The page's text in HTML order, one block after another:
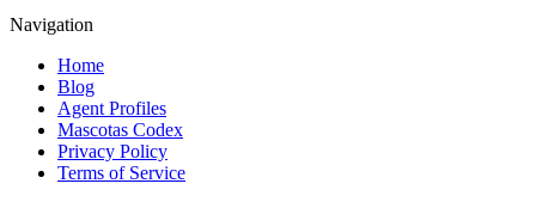
Navigation
Home
Blog
Agent Profiles
Mascotas Codex
Privacy Policy
Terms of Service